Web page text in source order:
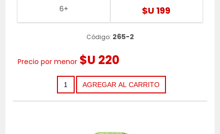
6+ $U 199
Código: 265-2
Precio por menor $U 220